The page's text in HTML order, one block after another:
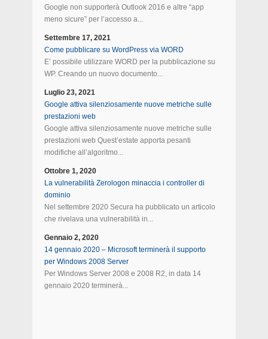
Google non supporterà Outlook 2016 e altre “app
meno sicure” per l’accesso a...
Settembre 17, 2021
Come pubblicare su WordPress via WORD
E’ possibile utilizzare WORD per la pubblicazione su
WP. Creando un nuovo documento...
Luglio 23, 2021
Google attiva silenziosamente nuove metriche sulle
prestazioni web
Google attiva silenziosamente nuove metriche sulle
prestazioni web Quest’estate apporta pesanti
modifiche all’algoritmo...
Ottobre 1, 2020
La vulnerabilità Zerologon minaccia i controller di
dominio
Nel settembre 2020 Secura ha pubblicato un articolo
che rivelava una vulnerabilità in...
Gennaio 2, 2020
14 gennaio 2020 – Microsoft terminerà il supporto
per Windows 2008 Server
Per Windows Server 2008 e 2008 R2, in data 14
gennaio 2020 terminerà...